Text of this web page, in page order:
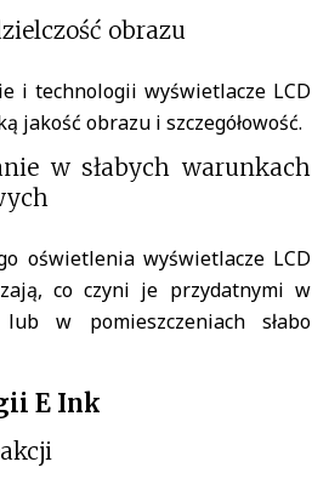
obrazu
i technologii wyświetlacze LCD
jakość obrazu i szczegółowość.
w słabych warunkach
oświetlenia wyświetlacze LCD
co czyni je przydatnymi w
w pomieszczeniach słabo
E Ink